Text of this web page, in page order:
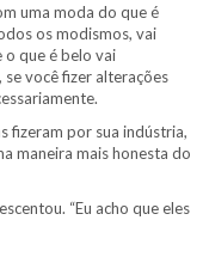
uma moda do que é
os modismos, vai
o que é belo vai
você fizer alterações
fizeram por sua indústria,
maneira mais honesta do
“Eu acho que eles